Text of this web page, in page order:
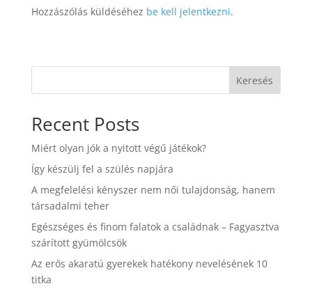
Hozzászólás küldéséhez be kell jelentkezni.
Keresés
Recent Posts
Miért olyan jók a nyitott végű játékok?
Így készülj fel a szülés napjára
A megfelelési kényszer nem női tulajdonság, hanem
társadalmi teher
Egészséges és finom falatok a családnak – Fagyasztva
szárított gyümölcsök
Az erős akaratú gyerekek hatékony nevelésének 10
titka